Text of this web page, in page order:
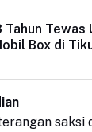
Tahun Tewas
Box di
saksi